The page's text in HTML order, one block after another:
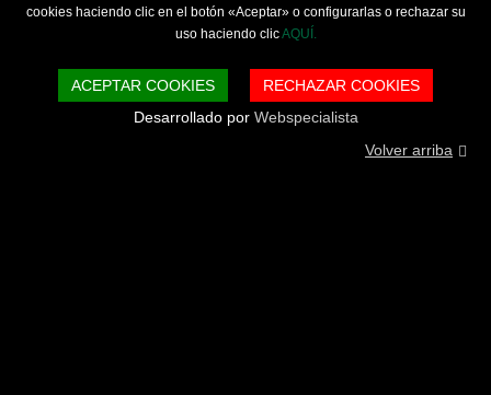
cookies haciendo clic en el botón «Aceptar» o configurarlas o rechazar su
uso haciendo clicAQUÍ.
ACEPTAR COOKIES
RECHAZAR COOKIES
Desarrollado por Webspecialista
Volver arriba